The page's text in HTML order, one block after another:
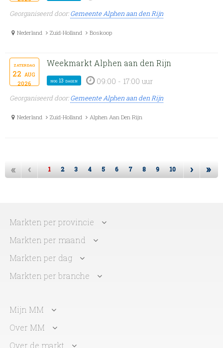
Georganiseerd door:Gemeente Alphen aan den Rijn
Nederland Zuid-Holland Boskoop
zaterdag
22 aug
2026
Weekmarkt Alphen aan den Rijn
nog 13 dagen 09:00 - 17:00 uur
Georganiseerd door:Gemeente Alphen aan den Rijn
Nederland Zuid-Holland Alphen Aan Den Rijn
« ‹ 1 2 3 4 5 6 7 8 9 10 › »
Markten per provincie
Markten per maand
Markten per dag
Markten per branche
Mijn MM
Over MM
Over de markt